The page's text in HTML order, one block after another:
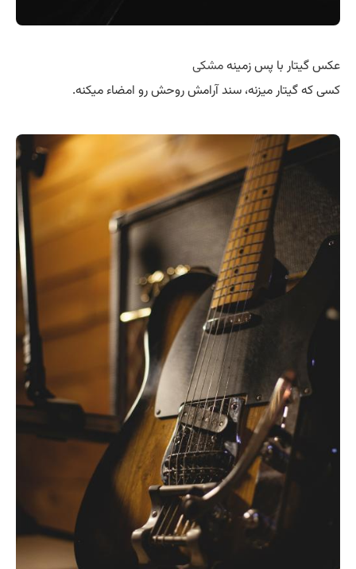
عکس گیتار با پس زمینهمشکی
کسی که گیتار میزنه، سند آرامش روحش رو امضاء میکنه.